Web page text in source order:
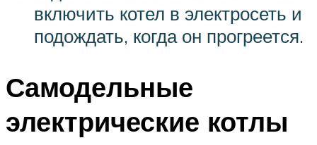
включить котел в электросеть и
подождать, когда он прогреется.
Самодельные
электрические котлы